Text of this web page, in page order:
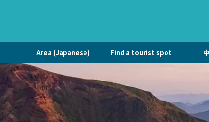
Area (Japanese) Find a tourist spot